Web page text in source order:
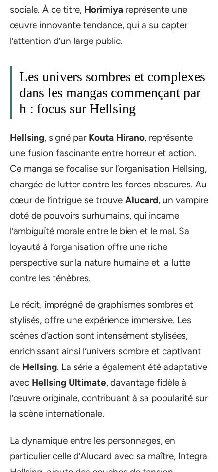
sociale. À ce titre, Horimiya représente une
œuvre innovante tendance, qui a su capter
l’attention d’un large public.
Les univers sombres et complexes
dans les mangas commençant par
h : focus sur Hellsing
Hellsing, signé par Kouta Hirano, représente
une fusion fascinante entre horreur et action.
Ce manga se focalise sur l’organisation Hellsing,
chargée de lutter contre les forces obscures. Au
cœur de l’intrigue se trouve Alucard, un vampire
doté de pouvoirs surhumains, qui incarne
l’ambiguïté morale entre le bien et le mal. Sa
loyauté à l’organisation offre une riche
perspective sur la nature humaine et la lutte
contre les ténèbres.
Le récit, imprégné de graphismes sombres et
stylisés, offre une expérience immersive. Les
scènes d’action sont intensément stylisées,
enrichissant ainsi l’univers sombre et captivant
de Hellsing. La série a également été adaptative
avec Hellsing Ultimate, davantage fidèle à
l’œuvre originale, contribuant à sa popularité sur
la scène internationale.
La dynamique entre les personnages, en
particulier celle d’Alucard avec sa maître, Integra